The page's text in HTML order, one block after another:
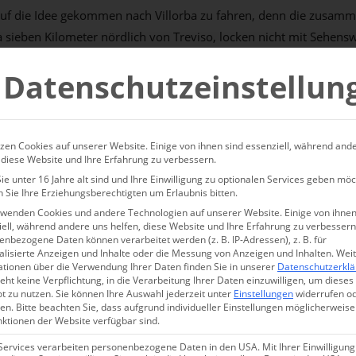
die Idee gekommen nach Villorba zu fahren, denn die
sieben Kilometer nördlich von Treviso, locken nicht mit
dem Rat eines guten Freundes und besuchte die
Azienda
luftdurchfluteten Wintergarten mit Blick auf die weißen Regale
Früchten, Sugos und Cremes, und bestelle mir einen
in Sichtweite.
Mann Paolo seit über 25 Jahren den landwirtschaftlichen
zu erzählen. „Ich bin hier auf dem Bauernhof, den mein
meinem Mann den Hof übernahm, waren wir uns sofort einig,
bearbeiten. Heute bewirtschaften wir 60 Hektar in derPianura
Friendzertifiziert.
im Einklang mit dem Boden, der Luft und dem Wasser
Radicchio Variegato di Castelfranco, Spargel in grün und
und vieles mehr. Hinzu kommen Früchte von alten, fast in
Cookies auf unserer Website. Einige von ihnen sind essenziell, während
Website und Ihre Erfahrung zu verbessern.
unter 16 Jahre alt sind und Ihre Einwilligung zu optionalen Services geben
Sie Ihre Erziehungsberechtigten um Erlaubnis bitten.
Cookies und andere Technologien auf unserer Website. Einige von
während andere uns helfen, diese Website und Ihre Erfahrung zu
Daten können verarbeitet werden (z. B. IP-Adressen), z. B. für
Anzeigen und Inhalte oder die Messung von Anzeigen und Inhalten.
über die Verwendung Ihrer Daten finden Sie in unserer
keine Verpflichtung, in die Verarbeitung Ihrer Daten einzuwilligen, um dieses
zu nutzen.Sie können Ihre Auswahl jederzeit unter Einstellungenwiderrufen
Bitte beachten Sie, dass aufgrund individueller Einstellungen
der Website verfügbar sind.
verarbeiten personenbezogene Daten in den USA. Mit Ihrer